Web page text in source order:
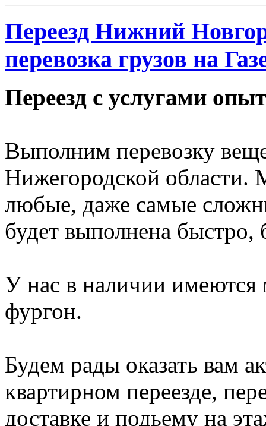
Переезд Нижний
перевозка грузов на
Переезд с услугами
Выполним перевозку
Нижегородской
любые, даже самые
будет выполнена быстро,
У нас в наличии
фургон.
Будем рады оказать вам
квартирном переезде,
доставке и подьему на